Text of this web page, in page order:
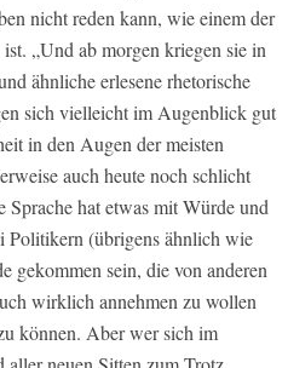
nicht reden kann, wie einem der
„Und ab morgen kriegen sie in
ähnliche erlesene rhetorische
sich vielleicht im Augenblick gut
in den Augen der meisten
auch heute noch schlicht
hat etwas mit Würde und
Politikern (übrigens ähnlich wie
gekommen sein, die von anderen
wirklich annehmen zu wollen
können. Aber wer sich im